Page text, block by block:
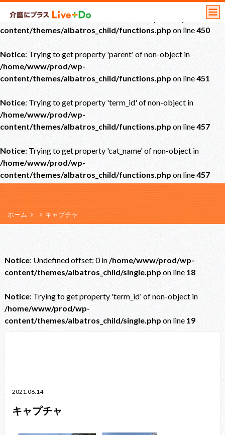
Notice: Undefined offset: 0 in
content/themes/albatros_child/functions.php on line450
Notice: Trying to get property 'parent' of non-object in
/home/www/prod/wp-
content/themes/albatros_child/functions.php on line451
Notice: Trying to get property 'term_id' of non-object in
/home/www/prod/wp-
content/themes/albatros_child/functions.php on line457
Notice: Trying to get property 'cat_name' of non-object in
/home/www/prod/wp-
content/themes/albatros_child/functions.php on line457
ホーム キャプチャ
Notice: Undefined offset: 0 in/home/www/prod/wp-
content/themes/albatros_child/single.php on line 18
Notice: Trying to get property 'term_id' of non-object in
/home/www/prod/wp-
content/themes/albatros_child/single.php on line 19
2021.06.14
キャプチャ